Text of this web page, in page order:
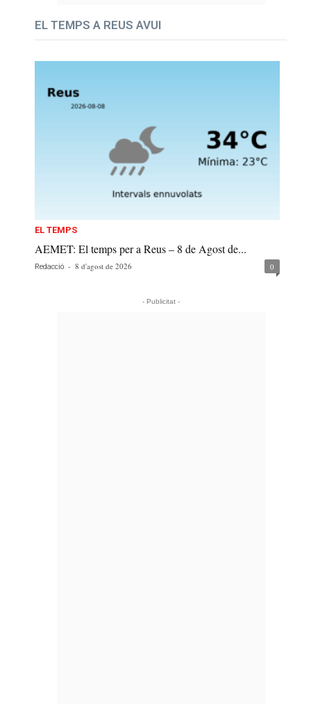
EL TEMPS A REUS AVUI
EL TEMPS
AEMET: El temps per a Reus – 8 de Agost de...
Redacció - 8 d'agost de 2026 0
- Publicitat -